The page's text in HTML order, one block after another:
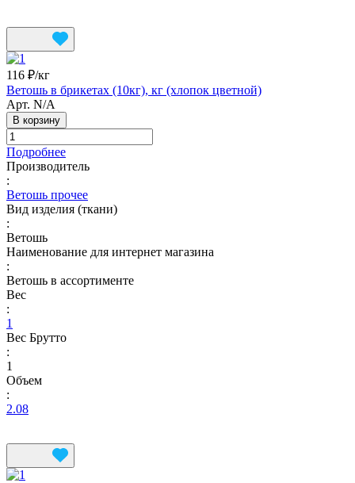
116 ₽/кг
Ветошь в брикетах (10кг), кг (хлопок цветной)
Арт. N/A
В корзину
Подробнее
Производитель
:
Ветошь прочее
Вид изделия (ткани)
:
Ветошь
Наименование для интернет магазина
:
Ветошь в ассортименте
Вес
:
1
Вес Брутто
:
1
Объем
:
2.08